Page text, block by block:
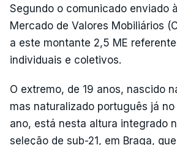
Segundo o comunicado enviado
Mercado de Valores Mobiliários
a este montante 2,5 ME
individuais e coletivos.
O extremo, de 19 anos, nascido
mas naturalizado português já
ano, está nesta altura integrado
seleção de sub-21, em Braga,